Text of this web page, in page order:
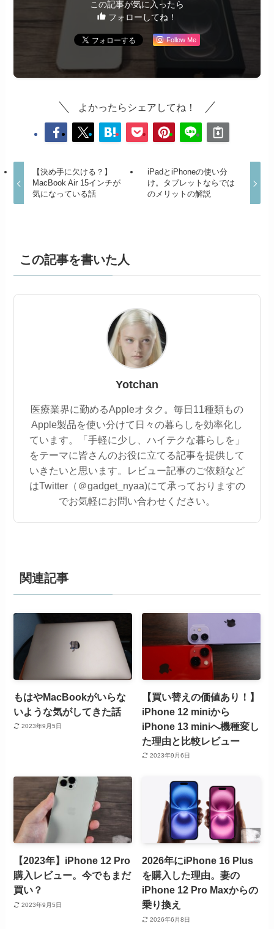
この記事が気に入ったら
フォローしてね！
Follow Me
よかったらシェアしてね！
【決め手に欠ける？】
MacBook Air 15インチが
気になっている話
iPadとiPhoneの使い分
け。タブレットならでは
のメリットの解説
この記事を書いた人
Yotchan
医療業界に勤めるAppleオタク。毎日11種類もの
Apple製品を使い分けて日々の暮らしを効率化し
ています。「手軽に少し、ハイテクな暮らしを」
をテーマに皆さんのお役に立てる記事を提供して
いきたいと思います。レビュー記事のご依頼など
はTwitter（＠gadget_nyaa)にて承っておりますの
でお気軽にお問い合わせください。
関連記事
もはやMacBookがいらな
いような気がしてきた話
2023年9月5日
【買い替えの価値あり！】
iPhone 12 miniから
iPhone 13 miniへ機種変し
た理由と比較レビュー
2023年9月6日
【2023年】iPhone 12 Pro
購入レビュー。今でもまだ
買い？
2023年9月5日
2026年にiPhone 16 Plus
を購入した理由。妻の
iPhone 12 Pro Maxからの
乗り換え
2026年6月8日